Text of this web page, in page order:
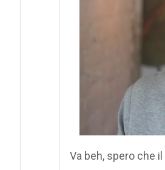
Va beh, spero che